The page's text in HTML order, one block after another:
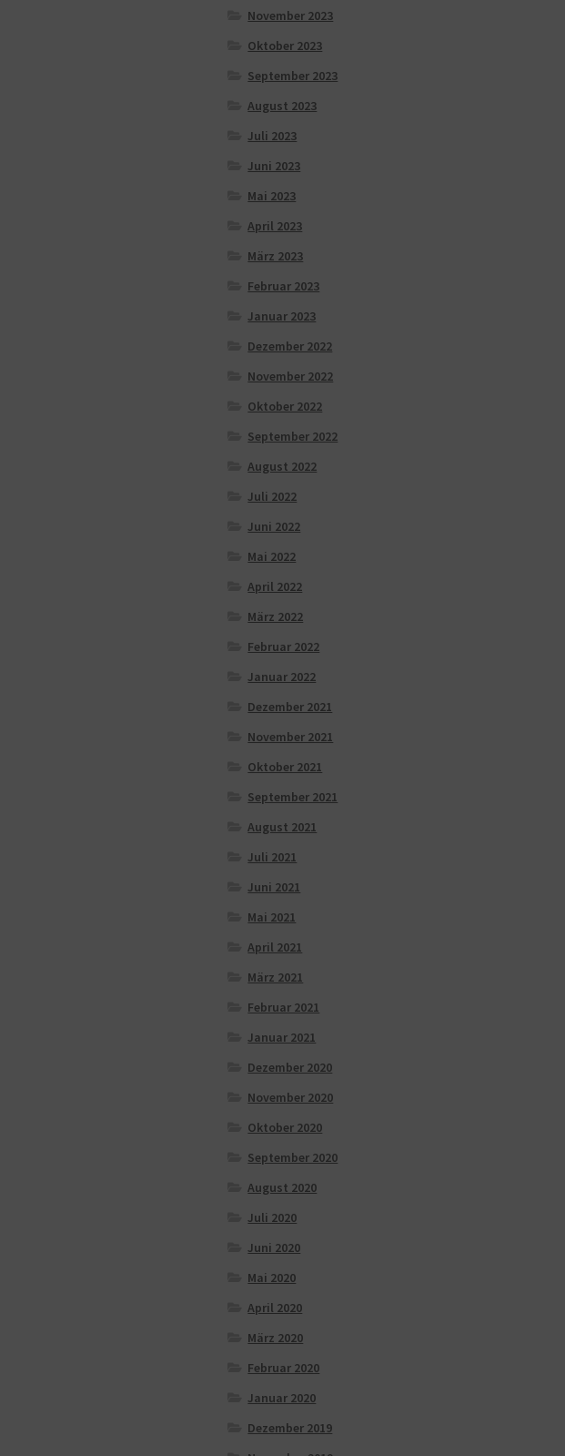
November 2023
Oktober 2023
September 2023
August 2023
Juli 2023
Juni 2023
Mai 2023
April 2023
März 2023
Februar 2023
Januar 2023
Dezember 2022
November 2022
Oktober 2022
September 2022
August 2022
Juli 2022
Juni 2022
Mai 2022
April 2022
März 2022
Februar 2022
Januar 2022
Dezember 2021
November 2021
Oktober 2021
September 2021
August 2021
Juli 2021
Juni 2021
Mai 2021
April 2021
März 2021
Februar 2021
Januar 2021
Dezember 2020
November 2020
Oktober 2020
September 2020
August 2020
Juli 2020
Juni 2020
Mai 2020
April 2020
März 2020
Februar 2020
Januar 2020
Dezember 2019